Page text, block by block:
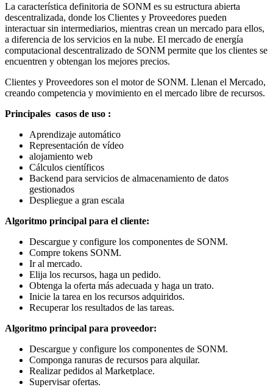
La característica definitoria de SONM es su estructura abierta
descentralizada, donde los Clientes y Proveedores pueden
interactuar sin intermediarios, mientras crean un mercado para ellos,
a diferencia de los servicios en la nube. El mercado de energía
computacional descentralizado de SONM permite que los clientes se
encuentren y obtengan los mejores precios.
Clientes y Proveedores son el motor de SONM. Llenan el Mercado,
creando competencia y movimiento en el mercado libre de recursos.
Principales casos de uso :
Aprendizaje automático
Representación de vídeo
alojamiento web
Cálculos científicos
Backend para servicios de almacenamiento de datos
gestionados
Despliegue a gran escala
Algoritmo principal para el cliente:
Descargue y configure los componentes de SONM.
Compre tokens SONM.
Ir al mercado.
Elija los recursos, haga un pedido.
Obtenga la oferta más adecuada y haga un trato.
Inicie la tarea en los recursos adquiridos.
Recuperar los resultados de las tareas.
Algoritmo principal para proveedor:
Descargue y configure los componentes de SONM.
Componga ranuras de recursos para alquilar.
Realizar pedidos al Marketplace.
Supervisar ofertas.